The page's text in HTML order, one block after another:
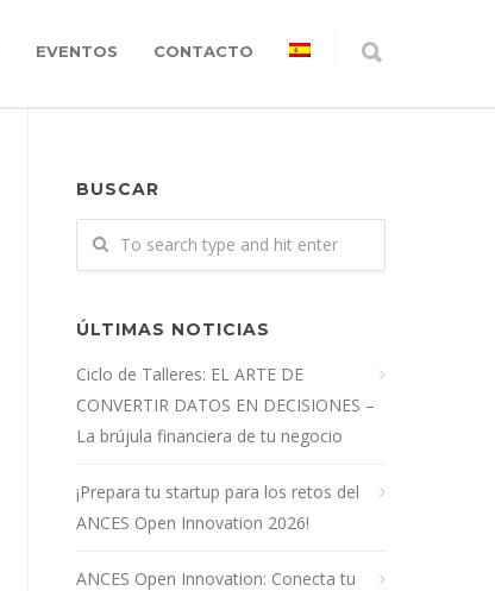
EVENTOS CONTACTO
BUSCAR
ÚLTIMAS NOTICIAS
Ciclo de Talleres: EL ARTE DE
CONVERTIR DATOS EN DECISIONES –
La brújula financiera de tu negocio
¡Prepara tu startup para los retos del
ANCES Open Innovation 2026!
ANCES Open Innovation: Conecta tu